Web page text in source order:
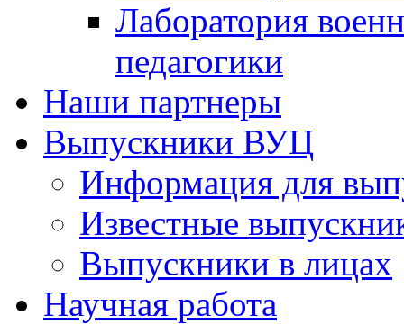
Лаборатория
педагогики
Наши партнеры
Выпускники ВУЦ
Информация для
Известные
Выпускники в лицах
Научная работа